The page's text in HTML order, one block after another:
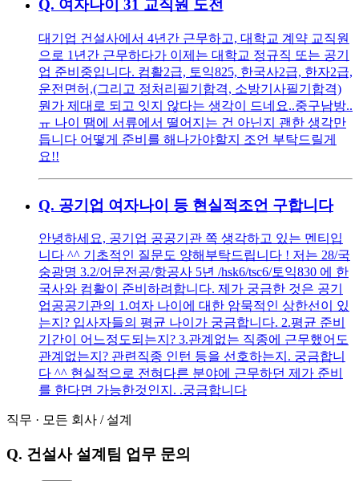
Q. 여자나이 31 교직원 도전
대기업 건설사에서 4년간 근무하고, 대학교 계약 교직원
으로 1년간 근무하다가 이제는 대학교 정규직 또는 공기
업 준비중입니다. 컴활2급, 토익825, 한국사2급, 한자2급,
운전면허,(그리고 정처리필기합격, 소방기사필기합격)
뭔가 제대로 되고 잇지 않다는 생각이 드네요..중구남방..
ㅠ 나이 땜에 서류에서 떨어지는 건 아닌지 괜한 생각만
듭니다 어떻게 준비를 해나가야할지 조언 부탁드릴게
요!!
Q. 공기업 여자나이 등 현실적조언 구합니다
안녕하세요, 공기업 공공기관 쪽 생각하고 있는 멘티입
니다 ^^ 기초적인 질문도 양해부탁드립니다 ! 저는 28/국
숭광명 3.2/어문전공/항공사 5년 /hsk6/tsc6/토익830 에 한
국사와 컴활이 준비하려합니다. 제가 궁금한 것은 공기
업공공기관의 1.여자 나이에 대한 암묵적인 상한선이 있
는지? 입사자들의 평균 나이가 궁금합니다. 2.평균 준비
기간이 어느정도되는지? 3.관계없는 직종에 근무했어도
관계없는지? 관련직종 인턴 등을 선호하는지. 궁금합니
다 ^^ 현실적으로 전혀다른 분야에 근무하던 제가 준비
를 한다면 가능한것인지. .궁금합니다
직무 · 모든 회사 / 설계
Q. 건설사 설계팀 업무 문의